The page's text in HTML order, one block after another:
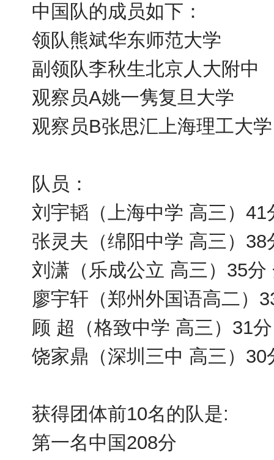
中国队的成员如下：
领队熊斌华东师范大学
副领队李秋生北京人大附中
观察员A姚一隽复旦大学
观察员B张思汇上海理工大学
队员：
刘宇韬（上海中学 高三）41
张灵夫（绵阳中学 高三）38
刘潇（乐成公立 高三）35分
廖宇轩（郑州外国语高二）
顾 超（格致中学 高三）31
饶家鼎（深圳三中 高三）30
获得团体前10名的队是:
第一名中国208分